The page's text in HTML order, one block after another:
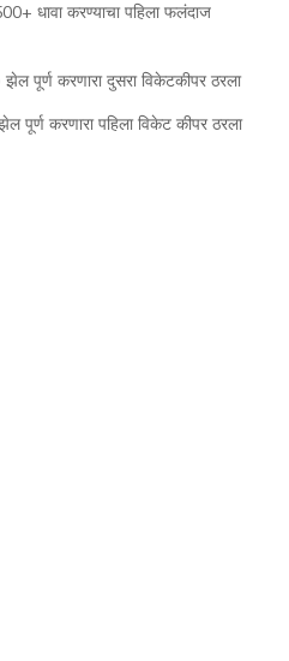
धावा करण्याचा पहिला फलंदाज
पूर्ण करणारा दुसरा विकेटकीपर ठरला
पूर्ण करणारा पहिला विकेट कीपर ठरला